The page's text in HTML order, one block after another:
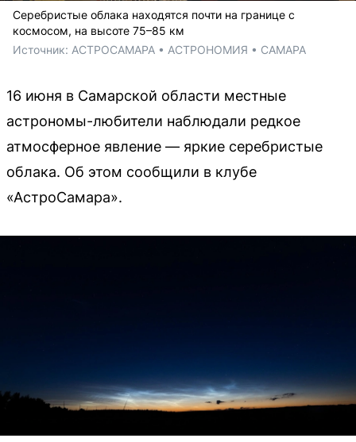
Серебристые облака находятся почти на границе с
космосом, на высоте 75–85 км
Источник: АСТРОСАМАРА • АСТРОНОМИЯ • САМАРА
16 июня в Самарской области местные
астрономы-любители наблюдали редкое
атмосферное явление — яркие серебристые
облака. Об этом сообщили в клубе
«АстроСамара».